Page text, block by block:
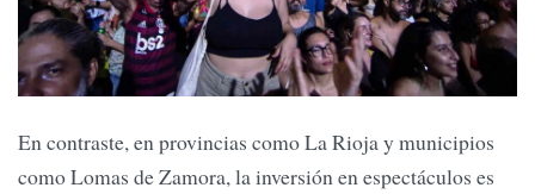
En contraste, en provincias como La Rioja y municipios
como Lomas de Zamora, la inversión en espectáculos es